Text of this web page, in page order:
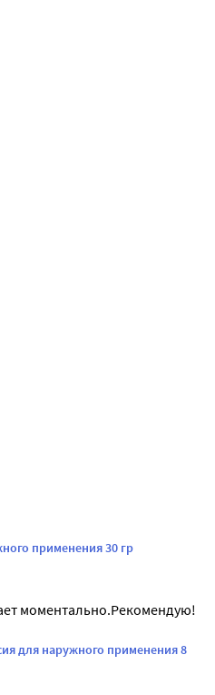
применения 30 гр
моментально.Рекомендую!
для наружного применения 8